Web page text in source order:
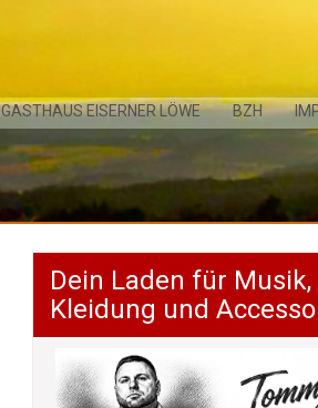
GASTHAUS EISERNER LÖWE BZH
Dein Laden für Musik,
Kleidung und